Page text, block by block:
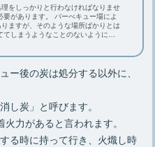
をしっかりと行わなければなりませ
ますが、そのような場所ばかりとは
ー後の炭は処分する以外に、
し炭」と呼びます。
力があると言われます。
る時に持って行き、火熾し時